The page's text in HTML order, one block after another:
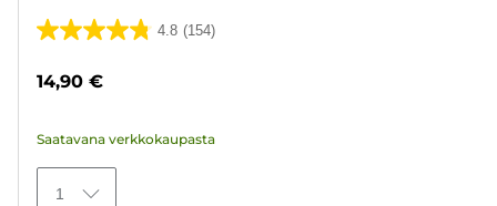
4.8 (154)
4.8/5
154
14,90 €
Saatavana verkkokaupasta
1